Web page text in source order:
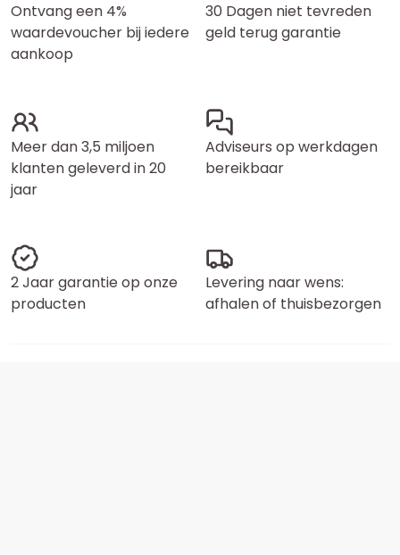
Ontvang een 4%
waardevoucher bij iedere
aankoop
30 Dagen niet tevreden
geld terug garantie
Meer dan 3,5 miljoen
klanten geleverd in 20
jaar
Adviseurs op werkdagen
bereikbaar
2 Jaar garantie op onze
producten
Levering naar wens:
afhalen of thuisbezorgen